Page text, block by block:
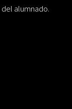
alumnado.